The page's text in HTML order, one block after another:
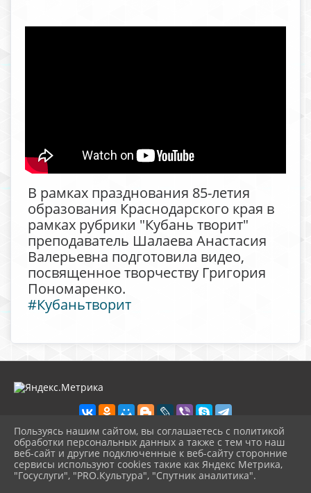
В рамках празднования 85-летия
образования Краснодарского края в
рамках рубрики "Кубань творит"
преподаватель Шалаева Анастасия
Валерьевна подготовила видео,
посвященное творчеству Григория
Пономаренко.
#Кубаньтворит
2026 г. lenmuz.ru
Вход
Карта сайта
Пользуясь нашим сайтом, вы соглашаетесь с политикой
обработки персональных данных а также с тем что наш
веб-сайт и другие подключенные к веб-сайту сторонние
сервисы используют cookies такие как Яндекс Метрика,
"Госуслуги", "PRO.Культура", "Спутник аналитика".